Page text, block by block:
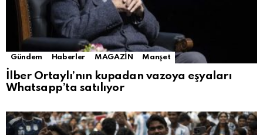
Gündem Haberler MAGAZİN Manşet
İlber Ortaylı’nın kupadan vazoya eşyaları
Whatsapp’ta satılıyor